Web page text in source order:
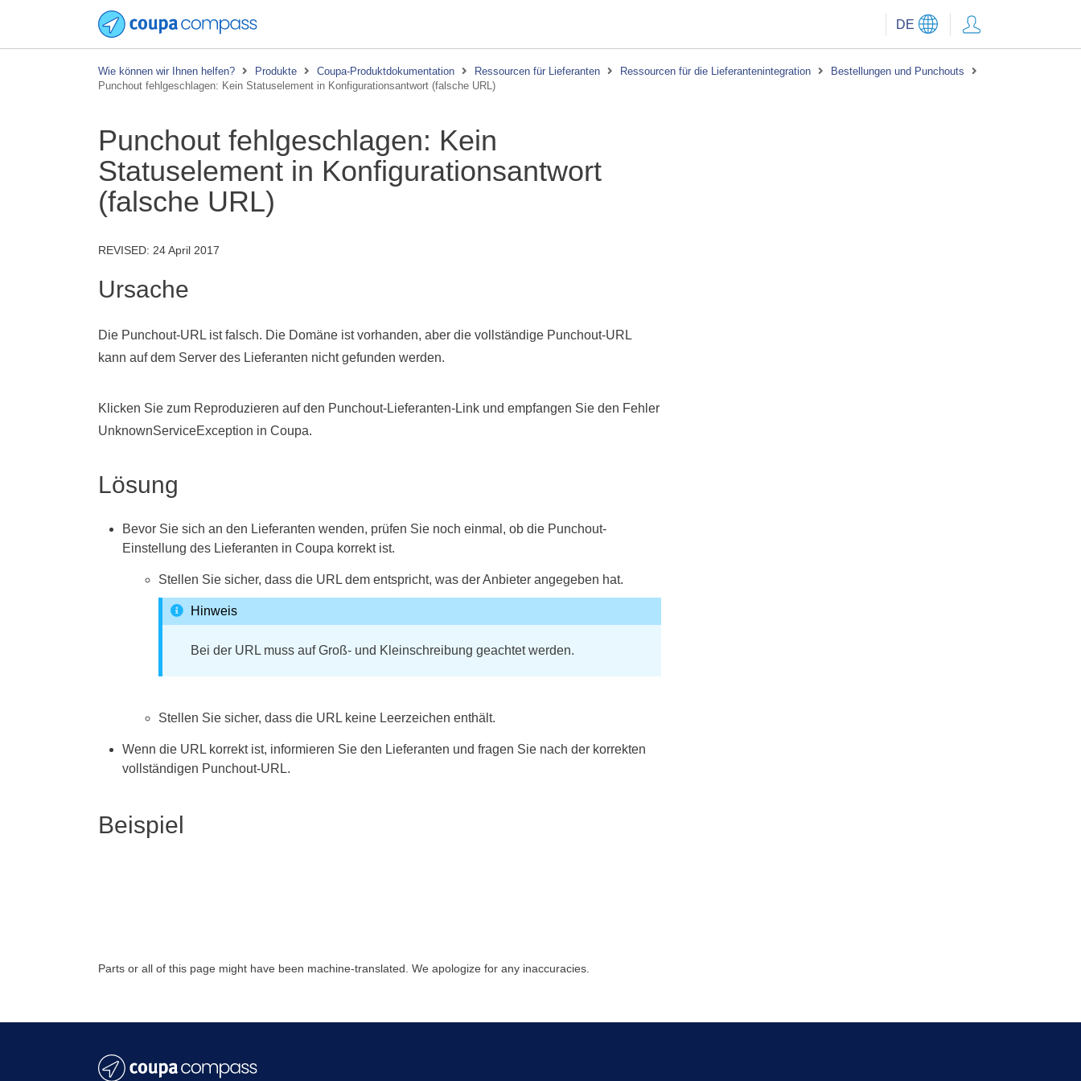
DE
Wie können wir Ihnen helfen? Produkte Coupa-Produktdokumentation Ressourcen für Lieferanten Ressourcen für die Lieferantenintegration
Bestellungen und Punchouts
Punchout fehlgeschlagen: Kein Statuselement in Konfigurationsantwort (falsche URL)
Punchout fehlgeschlagen: Kein
Statuselement in Konfigurationsantwort
(falsche URL)
REVISED: 24 April 2017
Ursache
Die Punchout-URL ist falsch. Die Domäne ist vorhanden, aber die vollständige Punchout-URL
kann auf dem Server des Lieferanten nicht gefunden werden.
Klicken Sie zum Reproduzieren auf den Punchout-Lieferanten-Link und empfangen Sie den Fehler
UnknownServiceException in Coupa.
Lösung
Bevor Sie sich an den Lieferanten wenden, prüfen Sie noch einmal, ob die Punchout-
Einstellung des Lieferanten in Coupa korrekt ist.
Stellen Sie sicher, dass die URL dem entspricht, was der Anbieter angegeben hat.
Hinweis
Bei der URL muss auf Groß- und Kleinschreibung geachtet werden.
Stellen Sie sicher, dass die URL keine Leerzeichen enthält.
Wenn die URL korrekt ist, informieren Sie den Lieferanten und fragen Sie nach der korrekten
vollständigen Punchout-URL.
Beispiel
Parts or all of this page might have been machine-translated. We apologize for any inaccuracies.